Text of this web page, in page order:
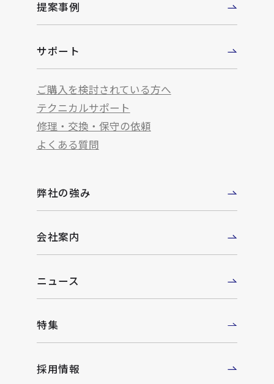
提案事例
サポート
ご購入を検討されている方へ
テクニカルサポート
修理・交換・保守の依頼
よくある質問
弊社の強み
会社案内
ニュース
特集
採用情報